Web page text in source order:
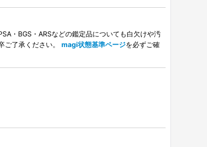
・BGS・ARSなどの鑑定品についても白欠けや汚
ご了承ください。 magi状態基準ページを必ずご確